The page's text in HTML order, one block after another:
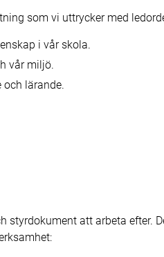
som vi uttrycker med
i vår skola.
vår miljö.
och lärande.
styrdokument att arbeta